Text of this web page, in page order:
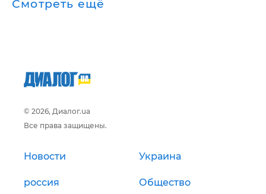
Смотреть ещё
© 2026, Диалог.ua
Все права защищены.
Новости Украина
россия Общество